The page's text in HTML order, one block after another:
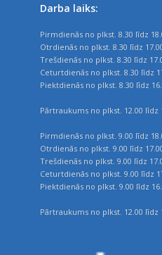
Darba laiks:
Pirmdienās no plkst. 8.30 līdz
Otrdienās no plkst. 8.30 līdz
Trešdienās no plkst. 8.30 līdz
Ceturtdienās no plkst. 8.30 līdz
Piektdienās no plkst. 8.30 līdz
Pārtraukums no plkst. 12.00 līdz
Pirmdienās no plkst. 9.00 līdz
Otrdienās no plkst. 9.00 līdz
Trešdienās no plkst. 9.00 līdz
Ceturtdienās no plkst. 9.00 līdz
Piektdienās no plkst. 9.00 līdz
Pārtraukums no plkst. 12.00 līdz